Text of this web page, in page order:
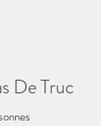
De Truc